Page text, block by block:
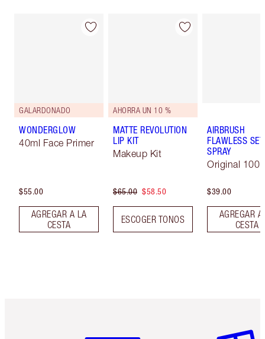
GALARDONADO
WONDERGLOW
40ml Face Primer
$55.00
AGREGAR A LA
CESTA
AHORRA UN 10 %
MATTE REVOLUTION
LIP KIT
Makeup Kit
$65.00 $58.50
ESCOGER TONOS
AIRBRUSH
FLAWLESS
SPRAY
Original 100
$39.00
AGREGAR
CESTA